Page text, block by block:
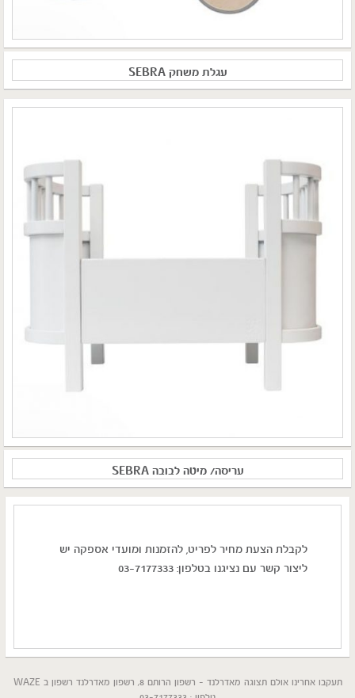
עגלת משחק SEBRA
עריסה/ מיטה לבובה SEBRA
לקבלת הצעת מחיר לפריט, להזמנות ומועדי אספקה יש
ליצור קשר עם נציגנו בטלפון: 03-7177333
תעקבו אחרינו אולם תצוגה מאדרלנד - רשפון הרותם 8, רשפון מאדרלנד רשפון ב WAZE